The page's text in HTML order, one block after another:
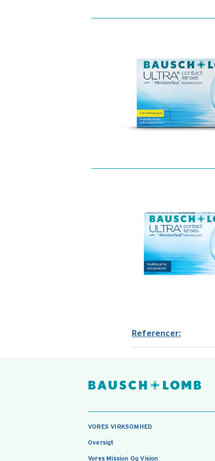
Referencer:
VORES VIRKSOMHED
Oversigt
Vores Mission Og Vision